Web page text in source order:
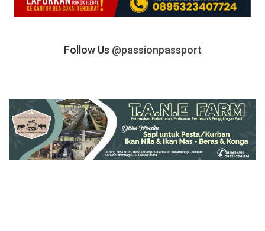
Follow Us @passionpassport